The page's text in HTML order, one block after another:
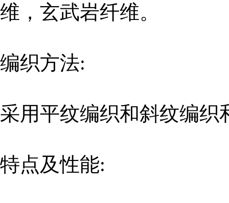
维，玄武岩纤维。
编织方法:
采用平纹编织和斜纹编织
特点及性能: